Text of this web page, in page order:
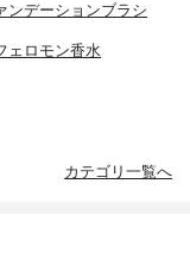
ンデーションブラシ
ェロモン香水
カテゴリ一覧へ